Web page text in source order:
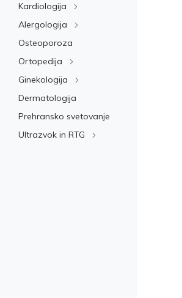
Kardiologija
Alergologija
Osteoporoza
Ortopedija
Ginekologija
Dermatologija
Prehransko svetovanje
Ultrazvok in RTG